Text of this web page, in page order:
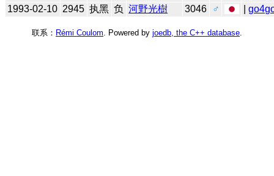
1993-02-10 2945 执黑 负 河野光樹 3046 ♂ |
联系： Rémi Coulom . Powered by joedb, the C++ database